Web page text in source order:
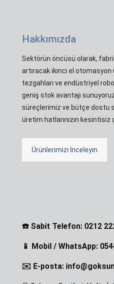
Hakkımızda
Sektörün öncüsü olarak,
artıracak ikinci el otomasyon
tezgahları ve endüstriyel
geniş stok avantajı
süreçlerimiz ve bütçe dostu
üretim hatlarınızın kesintisiz
Ürünlerimizi İnceleyin
☎️ Sabit Telefon: 0212
📱 Mobil / WhatsApp:
✉️ E-posta: